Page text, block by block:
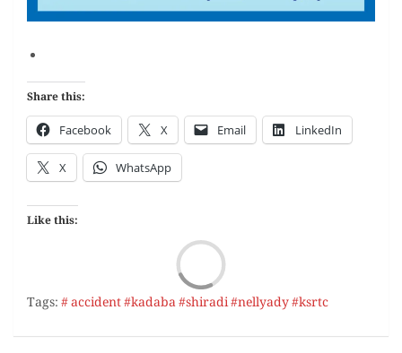
Share this:
Facebook X Email LinkedIn
X WhatsApp
Like this:
Tags:# accident #kadaba #shiradi #nellyady #ksrtc